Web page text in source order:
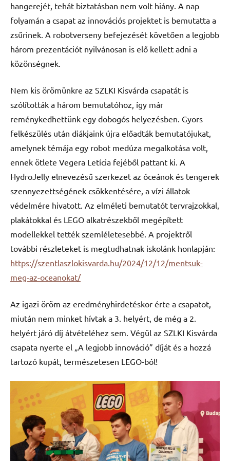
hangerejét, tehát biztatásban nem volt hiány. A nap
folyamán a csapat az innovációs projektet is bemutatta a
zsűrinek. A robotverseny befejezését követően a legjobb
három prezentációt nyilvánosan is elő kellett adni a
közönségnek.
Nem kis örömünkre az SZLKI Kisvárda csapatát is
szólították a három bemutatóhoz, így már
reménykedhettünk egy dobogós helyezésben. Gyors
felkészülés után diákjaink újra előadták bemutatójukat,
amelynek témája egy robot medúza megalkotása volt,
ennek ötlete Vegera Letícia fejéből pattant ki. A
HydroJelly elnevezésű szerkezet az óceánok és tengerek
szennyezettségének csökkentésére, a vízi állatok
védelmére hivatott. Az elméleti bemutatót tervrajzokkal,
plakátokkal és LEGO alkatrészekből megépített
modellekkel tették szemléletesebbé. A projektről
további részleteket is megtudhatnak iskolánk honlapján:
https://szentlaszlokisvarda.hu/2024/12/12/mentsuk-
meg-az-oceanokat/
Az igazi öröm az eredményhirdetéskor érte a csapatot,
miután nem minket hívtak a 3. helyért, de még a 2.
helyért járó díj átvételéhez sem. Végül az SZLKI Kisvárda
csapata nyerte el „A legjobb innováció” díját és a hozzá
tartozó kupát, természetesen LEGO-ból!